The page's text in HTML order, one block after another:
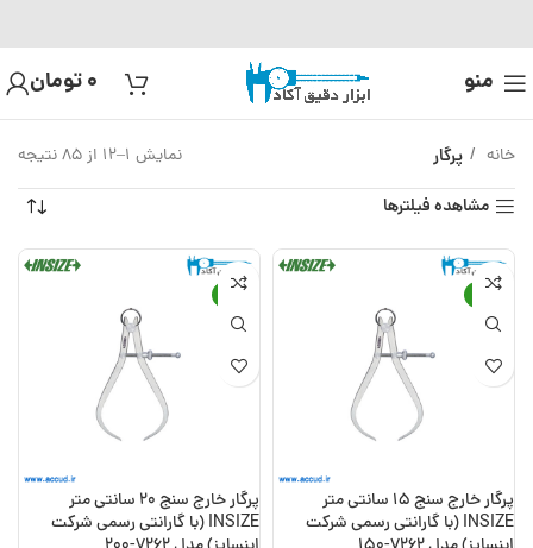
منو 0تومان
خانه پرگار نمایش 1–12 از 85 نتیجه
مشاهده فیلترها
-24%
پرگار خارج سنج 15 سانتی متر
INSIZE (با گارانتی رسمی شرکت
-19%
پرگار خارج سنج 20 سانتی متر
INSIZE (با گارانتی رسمی شرکت